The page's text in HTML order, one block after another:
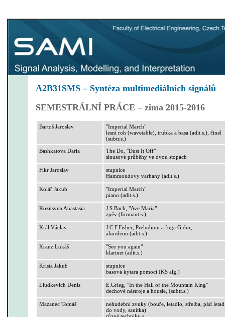
A2B31SMS – Syntéza multimediálních signálů
SEMESTRÁLNÍ PRÁCE – zima 2015-2016
Bartoš Jaroslav "Imperial March"
lesní roh (wavetable), trubka a basa (adit.s .), činel
(subtr.s .)
Bashkatova Daria The Do, "Dust It Off"
sinusové průběhy ve dvou stopách
Fikr Jaroslav
stupnice
Hammondovy varhany (adit.s .)
Kolář Jakub "Imperial March"
piano (adit.s .)
Kozitsyna Anastasia J.S.Bach , "Ave Maria"
zpěv (formant .s .)
Král Václav J.C.F.Fisher , Preludium a fuga G dur,
akordeon (adit.s .)
Krauz Lukáš "See you again"
klarinet (adit.s .)
Krista Jakub
stupnice
basová kytara pomocí (KSalg .)
Liudkevich Denis E.Grieg , "Inthe Hall of the Mountain King"
dechové nástroje a housle, (subtr.s .)
Mazanec Tomáš
nehudební zvuky (bouře, letadlo, střelba, pád
do vody, sanitka)